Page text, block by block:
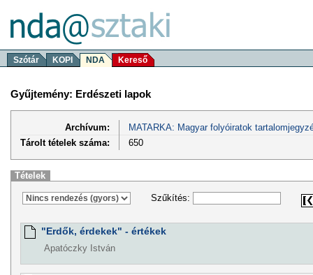
Szótár KOPI NDA Kereső
Gyűjtemény: Erdészeti lapok
Archívum:
MATARKA: Magyar folyóiratok
Tárolt tételek száma:
650
Tételek
Szűkítés:
"Erdők, érdekek" - értékek
Apatóczky István